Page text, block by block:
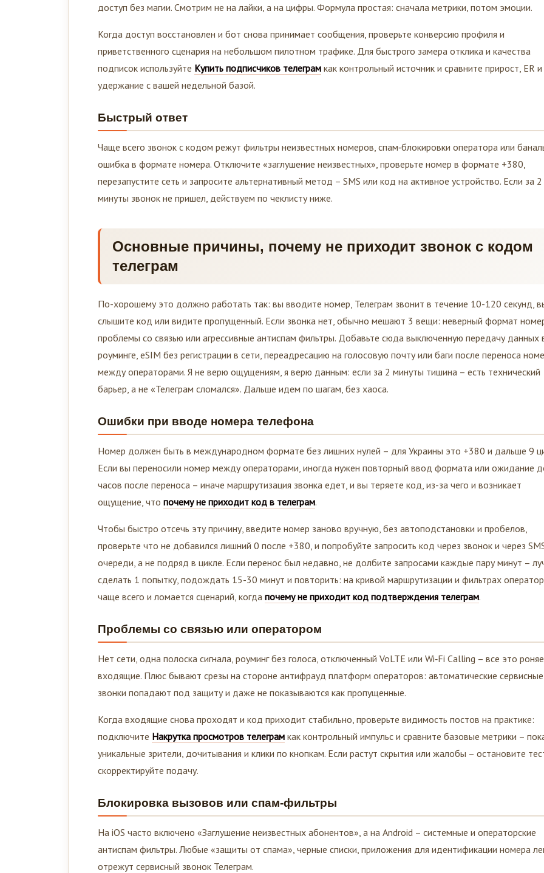
доступ без магии. Смотрим не на лайки, а на цифры. Формула простая: сначала метрики, потом эмоции.
Когда доступ восстановлен и бот снова принимает сообщения, проверьте конверсию профиля и
приветственного сценария на небольшом пилотном трафике. Для быстрого замера отклика и качества
подписок используйте Купить подписчиков телеграм как контрольный источник и сравните прирост, ER и
удержание с вашей недельной базой.
Быстрый ответ
Чаще всего звонок с кодом режут фильтры неизвестных номеров, спам‑блокировки оператора или
ошибка в формате номера. Отключите «заглушение неизвестных», проверьте номер в формате +380,
перезапустите сеть и запросите альтернативный метод – SMS или код на активное устройство. Если за 2
минуты звонок не пришел, действуем по чеклисту ниже.
Основные причины, почему не приходит звонок с кодом
телеграм
По-хорошему это должно работать так: вы вводите номер, Телеграм звонит в течение 10-120 секунд,
слышите код или видите пропущенный. Если звонка нет, обычно мешают 3 вещи: неверный формат
проблемы со связью или агрессивные антиспам фильтры. Добавьте сюда выключенную передачу данных
роуминге, eSIM без регистрации в сети, переадресацию на голосовую почту или баги после переноса
между операторами. Я не верю ощущениям, я верю данным: если за 2 минуты тишина – есть технический
барьер, а не «Телеграм сломался». Дальше идем по шагам, без хаоса.
Ошибки при вводе номера телефона
Номер должен быть в международном формате без лишних нулей – для Украины это +380 и дальше 9
Если вы переносили номер между операторами, иногда нужен повторный ввод формата или ожидание
часов после переноса – иначе маршрутизация звонка едет, и вы теряете код, из-за чего и возникает
ощущение, что почему не приходит код в телеграм.
Чтобы быстро отсечь эту причину, введите номер заново вручную, без автоподстановки и пробелов,
проверьте что не добавился лишний 0 после +380, и попробуйте запросить код через звонок и через
очереди, а не подряд в цикле. Если перенос был недавно, не долбите запросами каждые пару минут –
сделать 1 попытку, подождать 15-30 минут и повторить: на кривой маршрутизации и фильтрах
чаще всего и ломается сценарий, когда почему не приходит код подтверждения телеграм.
Проблемы со связью или оператором
Нет сети, одна полоска сигнала, роуминг без голоса, отключенный VoLTE или Wi‑Fi Calling – все это
входящие. Плюс бывают срезы на стороне антифрауд платформ операторов: автоматические сервисные
звонки попадают под защиту и даже не показываются как пропущенные.
Когда входящие снова проходят и код приходит стабильно, проверьте видимость постов на практике:
подключите Накрутка просмотров телеграм как контрольный импульс и сравните базовые метрики –
уникальные зрители, дочитывания и клики по кнопкам. Если растут скрытия или жалобы – остановите
скорректируйте подачу.
Блокировка вызовов или спам-фильтры
На iOS часто включено «Заглушение неизвестных абонентов», а на Android – системные и операторские
антиспам фильтры. Любые «защиты от спама», черные списки, приложения для идентификации номера
отрежут сервисный звонок Телеграм.